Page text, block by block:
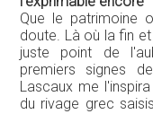
Que le patrimoine
doute. Là où la fin
juste point de
premiers signes
Lascaux me
du rivage grec